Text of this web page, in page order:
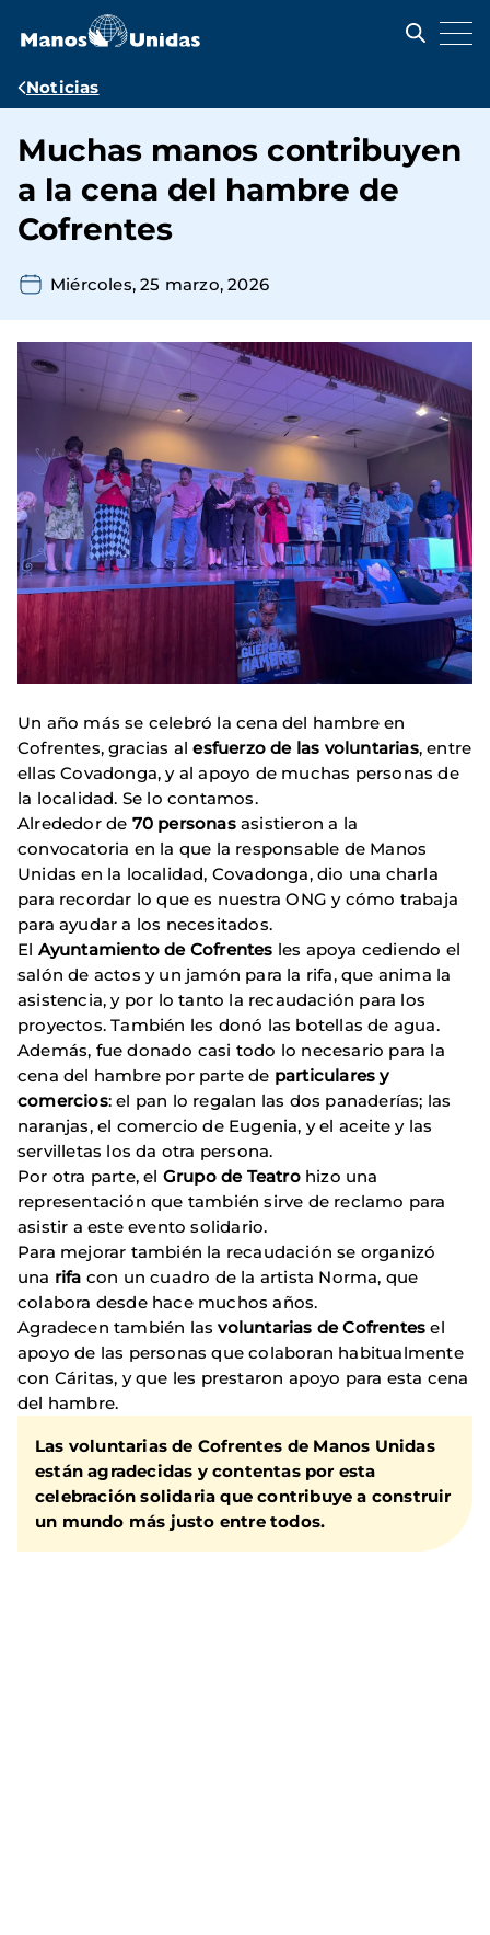
contenido
Ruta
navegación
Noticias
Muchas manos contribuyen
a la cena del hambre de
Cofrentes
Miércoles, 25 marzo, 2026
Un año más se celebró la cena del hambre en
Cofrentes, gracias al esfuerzo de las voluntarias, entre
ellas Covadonga, y al apoyo de muchas personas de
la localidad. Se lo contamos.
Alrededor de 70 personasasistieron a la
convocatoria en la que la responsable de Manos
Unidas en la localidad, Covadonga, dio una charla
para recordar lo que es nuestra ONG y cómo trabaja
para ayudar a los necesitados.
El Ayuntamiento de Cofrentes les apoya cediendo el
salón de actos y un jamón para la rifa, que anima la
asistencia, y por lo tanto la recaudación para los
proyectos. También les donó las botellas de agua.
Además, fue donado casi todo lo necesario para la
cena del hambre por parte de particulares y
comercios: el pan lo regalan las dos panaderías; las
naranjas, el comercio de Eugenia, y el aceite y las
servilletas los da otra persona.
Por otra parte, el Grupo de Teatrohizo una
representación que también sirve de reclamo para
asistir a este evento solidario.
Para mejorar también la recaudación se organizó
una rifa con un cuadro de la artista Norma, que
colabora desde hace muchos años.
Agradecen también lasvoluntarias de Cofrentes el
apoyo de las personas que colaboran habitualmente
con Cáritas, y que les prestaron apoyo para esta cena
del hambre.
Las voluntarias de Cofrentes de Manos Unidas
están agradecidas y contentas por esta
celebración solidaria que contribuye a construir
un mundo más justo entre todos.